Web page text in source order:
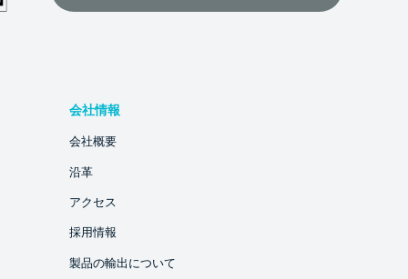
会社情報
会社概要
沿革
アクセス
採用情報
製品の輸出について